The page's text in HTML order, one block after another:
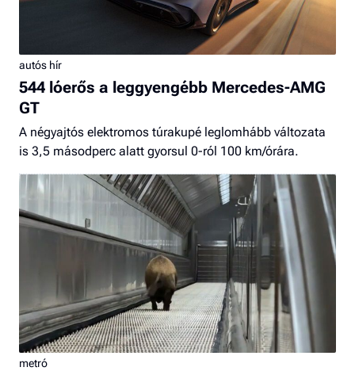
autós hír
544 lóerős a leggyengébb Mercedes-AMG
GT
A négyajtós elektromos túrakupé leglomhább változata
is 3,5 másodperc alatt gyorsul 0-ról 100 km/órára.
metró